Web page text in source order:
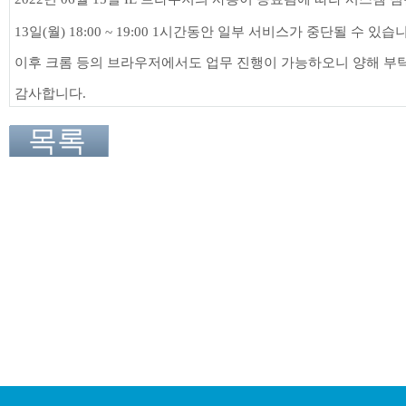
13일(월) 18:00 ~ 19:00 1시간동안 일부 서비스가 중단될 수 있습
이후 크롬 등의 브라우저에서도 업무 진행이 가능하오니 양해 부
감사합니다.
목록